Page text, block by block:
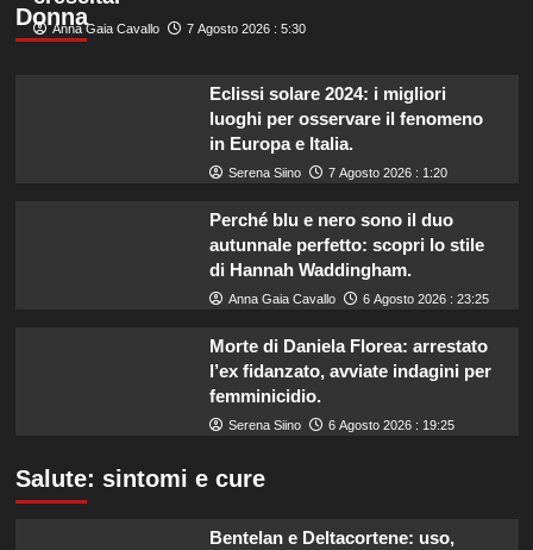
DonnaAnna Gaia Cavallo 7 Agosto 2026 : 5:30
Eclissi solare 2024: i migliori
luoghi per osservare il fenomeno
in Europa e Italia.
Serena Siino 7 Agosto 2026 : 1:20
Perché blu e nero sono il duo
autunnale perfetto: scopri lo stile
di Hannah Waddingham.
Anna Gaia Cavallo 6 Agosto 2026 : 23:25
Morte di Daniela Florea: arrestato
l’ex fidanzato, avviate indagini per
femminicidio.
Serena Siino 6 Agosto 2026 : 19:25
Salute: sintomi e cure
Bentelan e Deltacortene: uso,